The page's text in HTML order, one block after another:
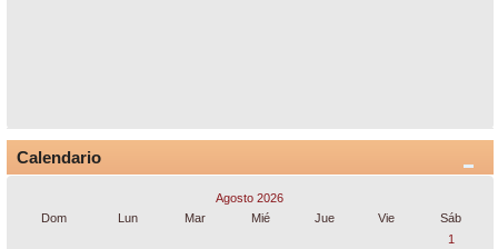
Calendario
Agosto 2026
Dom
Lun Mar Mié Jue Vie
Sáb
1